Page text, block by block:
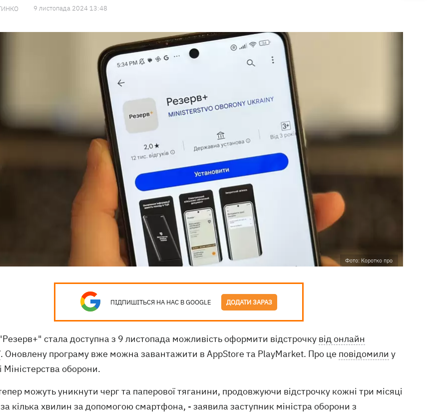
9 листопада 2024 13:48
Фото: Коротко про
ПІДПИШІТЬСЯ НА НАС В GOOGLE ДОДАТИ ЗАРАЗ
стала доступна з 9 листопада можливість оформити відстрочку від онлайн
. Оновлену програму вже можна завантажити в AppStore та PlayMarket. Про це повідомили у
Міністерства оборони.
можуть уникнути черг та паперової тяганини, продовжуючи відстрочку кожні три місяці
кілька хвилин за допомогою смартфона, - заявила заступник міністра оборони з